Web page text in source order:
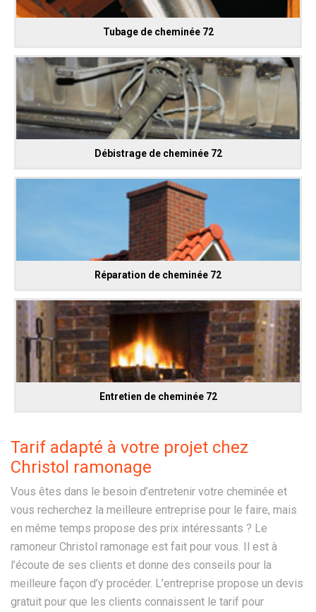
Tubage de cheminée 72
Débistrage de cheminée 72
Réparation de cheminée 72
Entretien de cheminée 72
Tarif adapté à votre projet chez
Christol ramonage
Vous êtes dans le besoin d’entretenir votre cheminée et
vous recherchez la meilleure entreprise pour le faire, mais
en même temps propose des prix intéressants ? Le
ramoneur Christol ramonage est fait pour vous. Il est à
l’écoute de ses clients et donne des conseils pour la
meilleure façon d’y procéder. L’entreprise propose un devis
gratuit pour que les clients connaissent le tarif pour